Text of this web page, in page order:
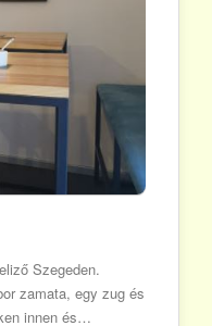
Szegeden.
zamata, egy zug és
innen és…